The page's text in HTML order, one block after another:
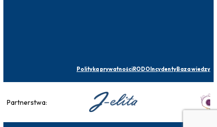
Polityka prywatnościRODO IncydentyBaza wiedzy
Partnerstwa: